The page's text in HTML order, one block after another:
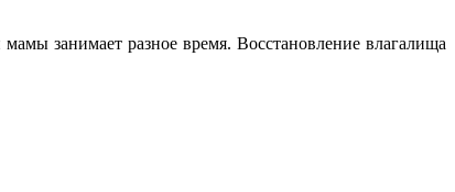
занимает разное время. Восстановление влагалища